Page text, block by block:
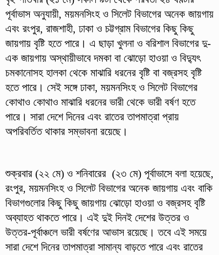
পূর্বাভাস অনুযায়ী, ময়মনসিংহ ও সিলেট বিভাগের অনেক জায়গায়
এবং রংপুর, রাজশাহী, ঢাকা ও চট্টগ্রাম বিভাগের কিছু কিছু
জায়গায় বৃষ্টি হতে পারে। এ ছাড়া খুলনা ও বরিশাল বিভাগের দু-
এক জায়গায় অস্থায়ীভাবে দমকা বা ঝোড়ো হাওয়া ও বিদ্যুৎ
চমকানোসহ হালকা থেকে মাঝারি ধরনের বৃষ্টি বা বজ্রসহ বৃষ্টি
হতে পারে। সেই সঙ্গে ঢাকা, ময়মনসিংহ ও সিলেট বিভাগের
কোথাও কোথাও মাঝারি ধরনের ভারী থেকে ভারী বর্ষণ হতে
পারে। সারা দেশে দিনের এবং রাতের তাপমাত্রা প্রায়
অপরিবর্তিত থাকার সম্ভাবনা রয়েছে।
শুক্রবার (২২ মে) ও শনিবারের (২৩ মে) পূর্বাভাসে বলা হয়েছে,
রংপুর, ময়মনসিংহ ও সিলেট বিভাগের অনেক জায়গায় এবং বাকি
বিভাগগুলোর কিছু কিছু জায়গায় ঝোড়ো হাওয়া ও বজ্রসহ বৃষ্টি
অব্যাহত থাকতে পারে। এই দুই দিনই দেশের উত্তর ও
উত্তর-পূর্বাঞ্চলে ভারী বর্ষণের আভাস রয়েছে। তবে এই সময়ে
সারা দেশে দিনের তাপমাত্রা সামান্য বাড়তে পারে এবং রাতের